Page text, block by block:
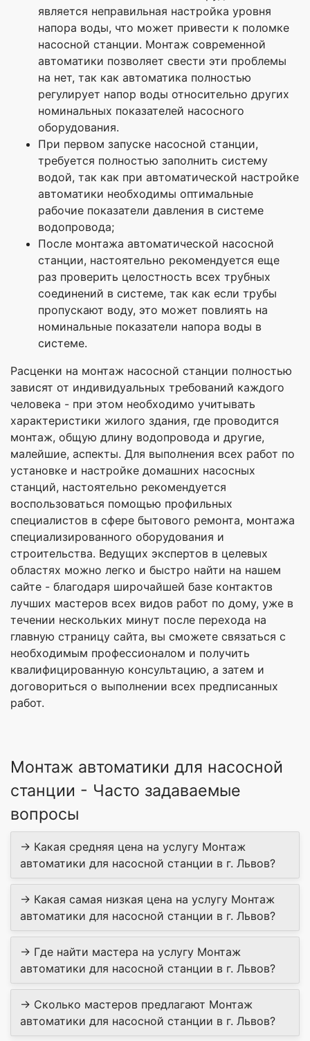
является неправильная настройка уровня
напора воды, что может привести к поломке
насосной станции. Монтаж современной
автоматики позволяет свести эти проблемы
на нет, так как автоматика полностью
регулирует напор воды относительно других
номинальных показателей насосного
оборудования.
При первом запуске насосной станции,
требуется полностью заполнить систему
водой, так как при автоматической настройке
автоматики необходимы оптимальные
рабочие показатели давления в системе
водопровода;
После монтажа автоматической насосной
станции, настоятельно рекомендуется еще
раз проверить целостность всех трубных
соединений в системе, так как если трубы
пропускают воду, это может повлиять на
номинальные показатели напора воды в
системе.
Расценки на монтаж насосной станции полностью
зависят от индивидуальных требований каждого
человека - при этом необходимо учитывать
характеристики жилого здания, где проводится
монтаж, общую длину водопровода и другие,
малейшие, аспекты. Для выполнения всех работ по
установке и настройке домашних насосных
станций, настоятельно рекомендуется
воспользоваться помощью профильных
специалистов в сфере бытового ремонта, монтажа
специализированного оборудования и
строительства. Ведущих экспертов в целевых
областях можно легко и быстро найти на нашем
сайте - благодаря широчайшей базе контактов
лучших мастеров всех видов работ по дому, уже в
течении нескольких минут после перехода на
главную страницу сайта, вы сможете связаться с
необходимым профессионалом и получить
квалифицированную консультацию, а затем и
договориться о выполнении всех предписанных
работ.
Монтаж автоматики для насосной
станции - Часто задаваемые
вопросы
→ Какая средняя цена на услугу Монтаж
автоматики для насосной станции в г. Львов?
→ Какая самая низкая цена на услугу Монтаж
автоматики для насосной станции в г. Львов?
→ Где найти мастера на услугу Монтаж
автоматики для насосной станции в г. Львов?
→ Сколько мастеров предлагают Монтаж
автоматики для насосной станции в г. Львов?